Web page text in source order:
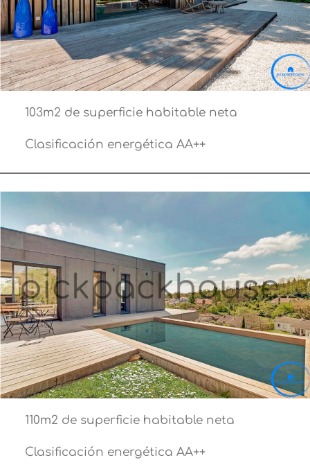
103m2 de superficie habitable neta
Clasificación energética AA++
110m2 de superficie habitable neta
Clasificación energética AA++